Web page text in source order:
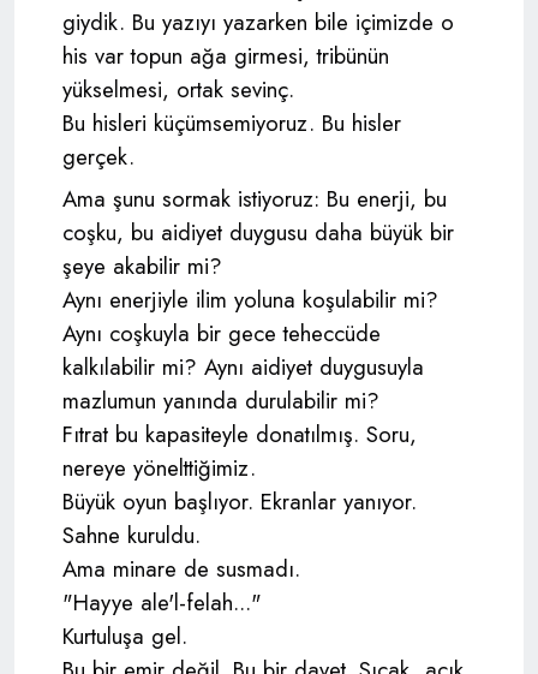
giydik. Bu yazıyı yazarken bile içimizde o
his var topun ağa girmesi, tribünün
yükselmesi, ortak sevinç.
Bu hisleri küçümsemiyoruz. Bu hisler
gerçek.
Ama şunu sormak istiyoruz: Bu enerji, bu
coşku, bu aidiyet duygusu daha büyük bir
şeye akabilir mi?
Aynı enerjiyle ilim yoluna koşulabilir mi?
Aynı coşkuyla bir gece teheccüde
kalkılabilir mi? Aynı aidiyet duygusuyla
mazlumun yanında durulabilir mi?
Fıtrat bu kapasiteyle donatılmış. Soru,
nereye yönelttiğimiz.
Büyük oyun başlıyor. Ekranlar yanıyor.
Sahne kuruldu.
Ama minare de susmadı.
"Hayye ale'l-felah..."
Kurtuluşa gel.